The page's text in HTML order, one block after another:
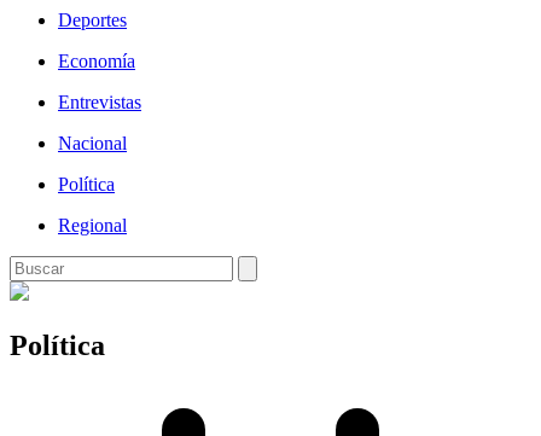
Deportes
Economía
Entrevistas
Nacional
Política
Regional
Política